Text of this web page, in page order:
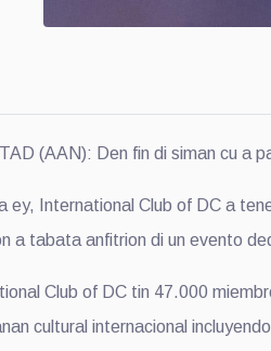
(AAN): Den fin di siman cu a
ey, International Club of DC a
a tabata anfitrion di un evento
Club of DC tin 47.000
cultural internacional